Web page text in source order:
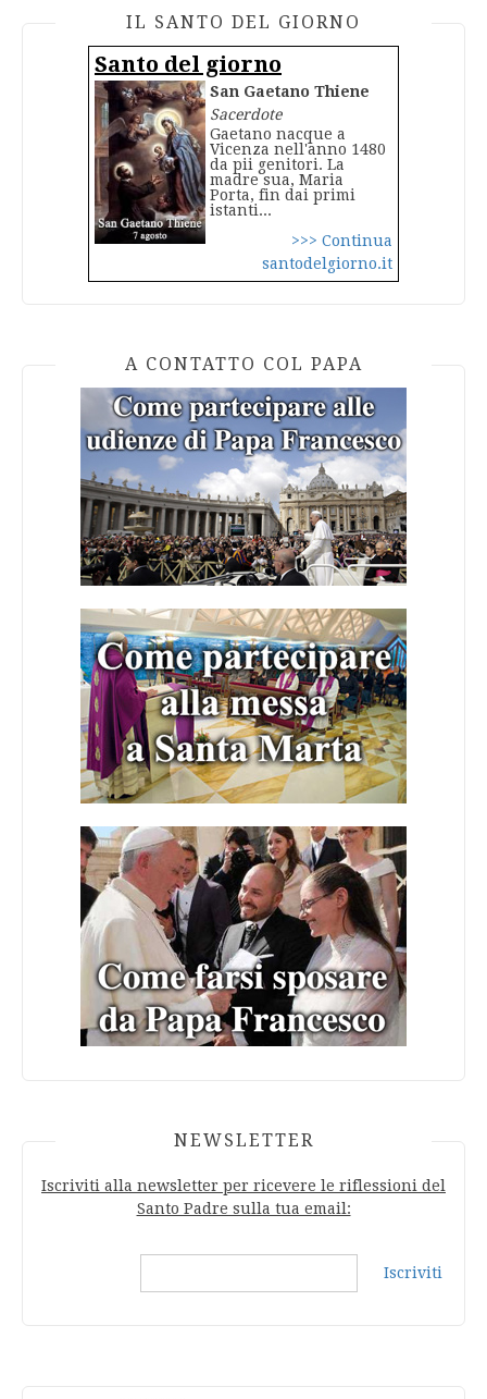
IL SANTO DEL GIORNO
Santo del giorno
San Gaetano Thiene
Sacerdote
Gaetano nacque a
Vicenza nell'anno 1480
da pii genitori. La
madre sua, Maria
Porta, fin dai primi
istanti...
>>> Continua
santodelgiorno.it
A CONTATTO COL PAPA
NEWSLETTER
Iscriviti alla newsletter per ricevere le riflessioni del
Santo Padre sulla tua email:
Iscriviti